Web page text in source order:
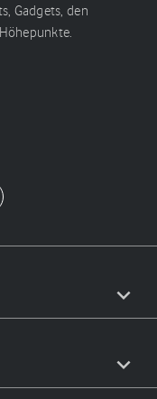
Gadgets, den